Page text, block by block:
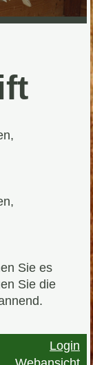
Sie es
Sie die
Login